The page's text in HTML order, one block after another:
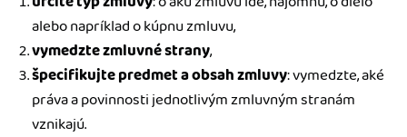
alebo napríklad o kúpnu zmluvu,
vymedzte zmluvné strany,
špecifikujte predmet a obsah zmluvy: vymedzte, aké
práva a povinnosti jednotlivým zmluvným stranám
vznikajú.